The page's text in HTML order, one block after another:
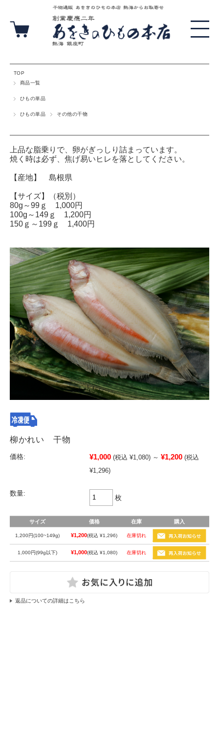
TOP
商品一覧
ひもの単品
ひもの単品 その他の干物
上品な脂乗りで、卵がぎっしり詰まっています。
焼く時は必ず、焦げ易いヒレを落としてください。
【産地】 島根県
【サイズ】（税別）
80g～99ｇ 1,000円
100g～149ｇ 1,200円
150ｇ～199ｇ 1,400円
柳かれい 干物
価格: ¥1,000 (税込 ¥1,080) ～ ¥1,200 (税込
¥1,296)
数量:
枚
サイズ 価格 在庫 購入
1,200円(100~149g) ¥1,200(税込 ¥1,296) 在庫切れ
1,000円(99g以下) ¥1,000(税込 ¥1,080) 在庫切れ
返品についての詳細はこちら